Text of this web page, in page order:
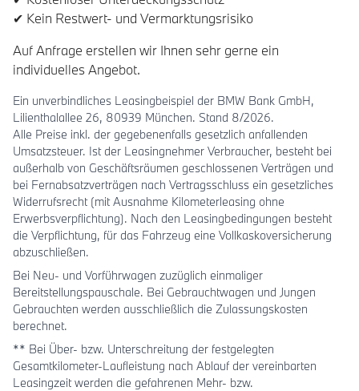
✔ Kein Restwert- und Vermarktungsrisiko
Auf Anfrage erstellen wir Ihnen sehr gerne ein
individuelles Angebot.
Ein unverbindliches Leasingbeispiel der BMW Bank GmbH,
Lilienthalallee 26, 80939 München. Stand 8/2026.
Alle Preise inkl. der gegebenenfalls gesetzlich anfallenden
Umsatzsteuer. Ist der Leasingnehmer Verbraucher, besteht bei
außerhalb von Geschäftsräumen geschlossenen Verträgen und
bei Fernabsatzverträgen nach Vertragsschluss ein gesetzliches
Widerrufsrecht (mit Ausnahme Kilometerleasing ohne
Erwerbsverpflichtung). Nach den Leasingbedingungen besteht
die Verpflichtung, für das Fahrzeug eine Vollkaskoversicherung
abzuschließen.
Bei Neu- und Vorführwagen zuzüglich einmaliger
Bereitstellungspauschale. Bei Gebrauchtwagen und Jungen
Gebrauchten werden ausschließlich die Zulassungskosten
berechnet.
** Bei Über- bzw. Unterschreitung der festgelegten
Gesamtkilometer-Laufleistung nach Ablauf der vereinbarten
Leasingzeit werden die gefahrenen Mehr- bzw.